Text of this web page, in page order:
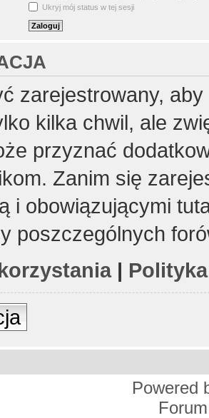
Ukryj mój status w tej sesji
zarejestrowany,
kilka chwil, ale
przyznać
Zanim się
i obowiązującymi
poszczególnych
|
Powered